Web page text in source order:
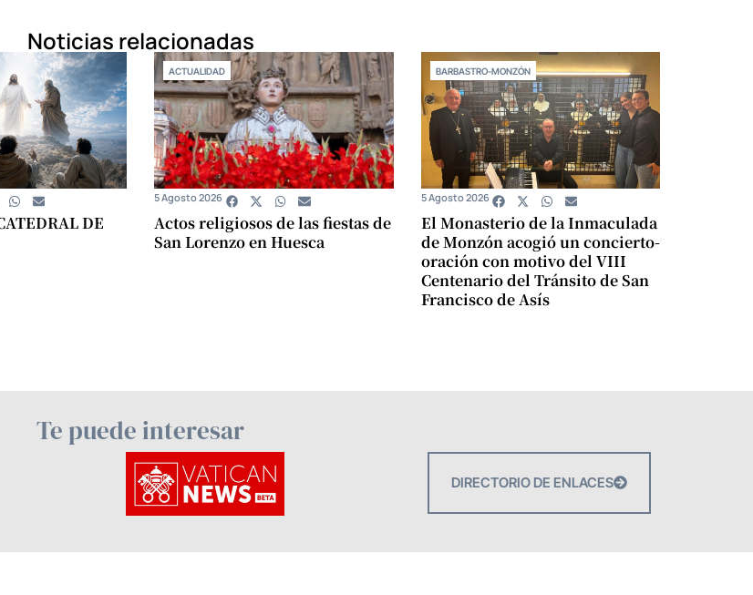
Noticias relacionadas
DE
ACTUALIDAD
Actos religiosos de las fiestas de
San Lorenzo en Huesca
5 Agosto 2026
BARBASTRO-MONZÓN
El Monasterio de la Inmaculada
de Monzón acogió un concierto-
oración con motivo del VIII
Centenario del Tránsito de San
Francisco de Asís
5 Agosto 2026
Te puede interesar
DIRECTORIO DE ENLACES